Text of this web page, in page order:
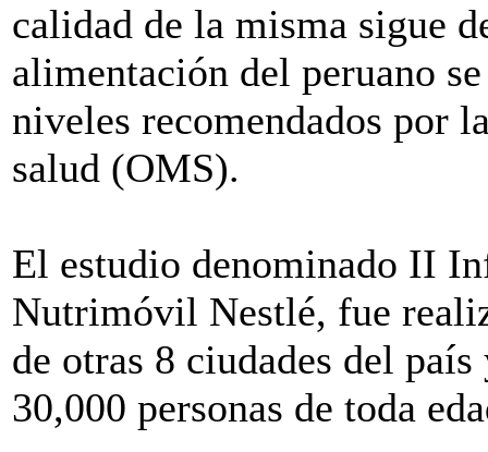
calidad de la misma sigue
alimentación del peruano
niveles recomendados por
salud (OMS).
El estudio denominado II
Nutrimóvil Nestlé, fue
de otras 8 ciudades del
30,000 personas de toda